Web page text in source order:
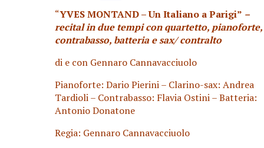
“YVES MONTAND – Un Italiano a Parigi” –
recital in due tempi con quartetto, pianoforte,
contrabasso, batteria e sax/ contralto
di e con Gennaro Cannavacciuolo
Pianoforte: Dario Pierini – Clarino-sax: Andrea
Tardioli – Contrabasso: Flavia Ostini – Batteria:
Antonio Donatone
Regia: Gennaro Cannavacciuolo